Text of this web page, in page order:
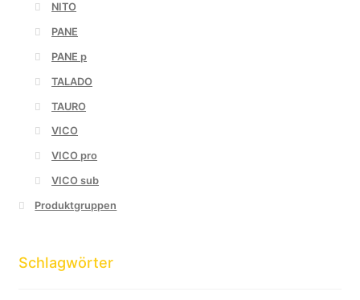
NITO
PANE
PANE p
TALADO
TAURO
VICO
VICO pro
VICO sub
Produktgruppen
Schlagwörter